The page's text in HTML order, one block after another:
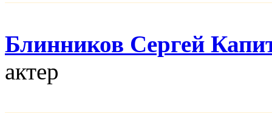
Блинников Сергей
актер